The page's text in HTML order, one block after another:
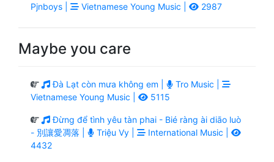
Pjnboys |
Vietnamese Young Music | 2987
Maybe you care
Đà Lạt còn mưa không em |
Tro Music |
Vietnamese Young Music |
5115
Đừng để tình yêu tàn phai - Bié ràng ài diāo luò
- 別讓愛凋落 |
Triệu Vy |
International Music |
4432